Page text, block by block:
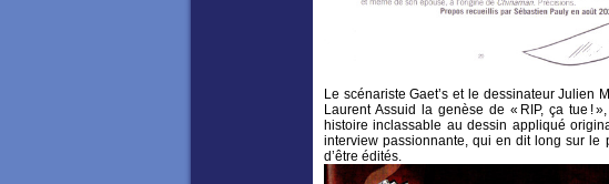
Le scénariste Gaet’s et le dessinateur Julien
Laurent Assuid la genèse de « RIP, ça tue !
histoire inclassable au dessin appliqué
interview passionnante, qui en dit long sur le
d’être édités.